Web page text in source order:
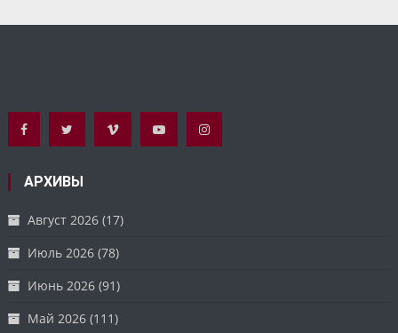
АРХИВЫ
Август 2026 (17)
Июль 2026 (78)
Июнь 2026 (91)
Май 2026 (111)